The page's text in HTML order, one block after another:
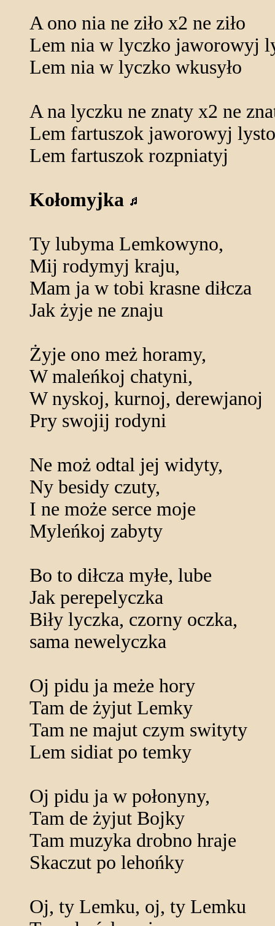
A ono nia ne ziło x2 ne ziło
Lem nia w lyczko jaworowyj
Lem nia w lyczko wkusyło
A na lyczku ne znaty x2 ne
Lem fartuszok jaworowyj
Lem fartuszok rozpniatyj
Kołomyjka
Ty lubyma Lemkowyno,
Mij rodymyj kraju,
Mam ja w tobi krasne diłcza
Jak żyje ne znaju
Żyje ono meż horamy,
W maleńkoj chatyni,
W nyskoj, kurnoj, derewjanoj
Pry swojij rodyni
Ne moż odtal jej widyty,
Ny besidy czuty,
I ne może serce moje
Myleńkoj zabyty
Bo to diłcza myłe, lube
Jak perepelyczka
Biły lyczka, czorny oczka,
sama newelyczka
Oj pidu ja meże hory
Tam de żyjut Lemky
Tam ne majut czym swityty
Lem sidiat po temky
Oj pidu ja w połonyny,
Tam de żyjut Bojky
Tam muzyka drobno hraje
Skaczut po lehońky
Oj, ty Lemku, oj, ty Lemku